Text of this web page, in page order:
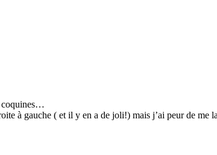
coquines…
à gauche ( et il y en a de joli!) mais j’ai peur de